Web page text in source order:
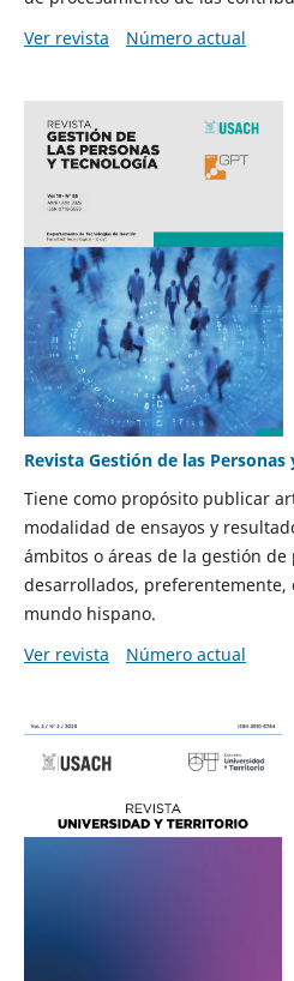
Ver revista
Número actual
Revista Gestión de las Personas
Tiene como propósito publicar
modalidad de ensayos y
ámbitos o áreas de la gestión
desarrollados, preferentemente,
mundo hispano.
Ver revista
Número actual